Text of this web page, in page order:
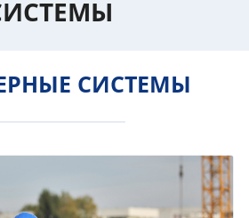
СИСТЕМЫ